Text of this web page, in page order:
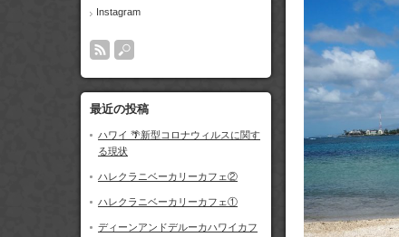
Instagram
最近の投稿
ハワイ 🌴新型コロナウィルスに関す
る現状
ハレクラニベーカリーカフェ②
ハレクラニベーカリーカフェ①
ディーンアンドデルーカハワイカフ